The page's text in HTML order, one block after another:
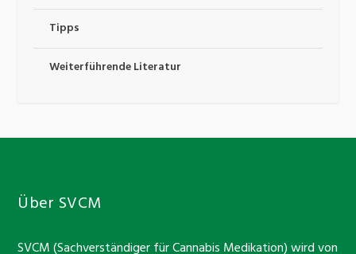
Tipps
Weiterführende Literatur
Über SVCM
SVCM (Sachverständiger für Cannabis Medikation) wird von